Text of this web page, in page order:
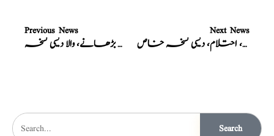
Previous News
شہوت بڑھانے، والا دیسی نسخہ
Next News
جریان، احتلام، دیسی نسخہ خاص
Search